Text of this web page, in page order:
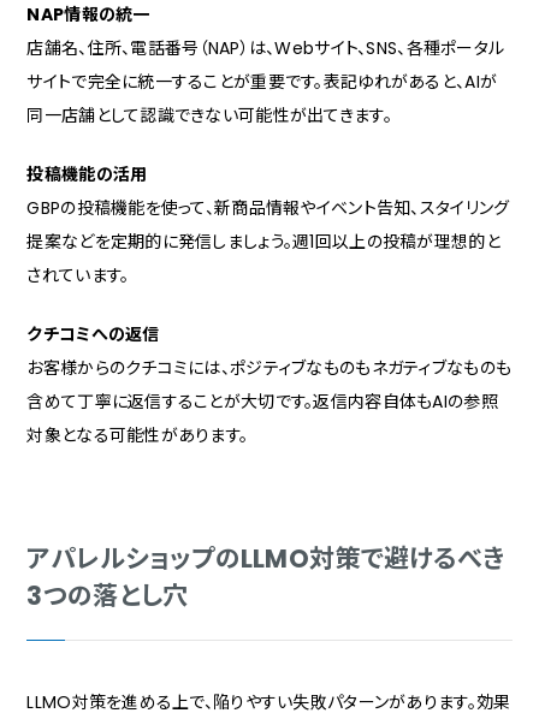
NAP情報の統一
店舗名、住所、電話番号（NAP）は、Webサイト、SNS、各種ポータル
サイトで完全に統一することが重要です。表記ゆれがあると、AIが
同一店舗として認識できない可能性が出てきます。
投稿機能の活用
GBPの投稿機能を使って、新商品情報やイベント告知、スタイリング
提案などを定期的に発信しましょう。週1回以上の投稿が理想的と
されています。
クチコミへの返信
お客様からのクチコミには、ポジティブなものもネガティブなものも
含めて丁寧に返信することが大切です。返信内容自体もAIの参照
対象となる可能性があります。
アパレルショップのLLMO対策で避けるべき
3つの落とし穴
LLMO対策を進める上で、陥りやすい失敗パターンがあります。効果